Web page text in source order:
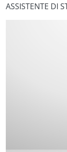
ASSISTENTE DI